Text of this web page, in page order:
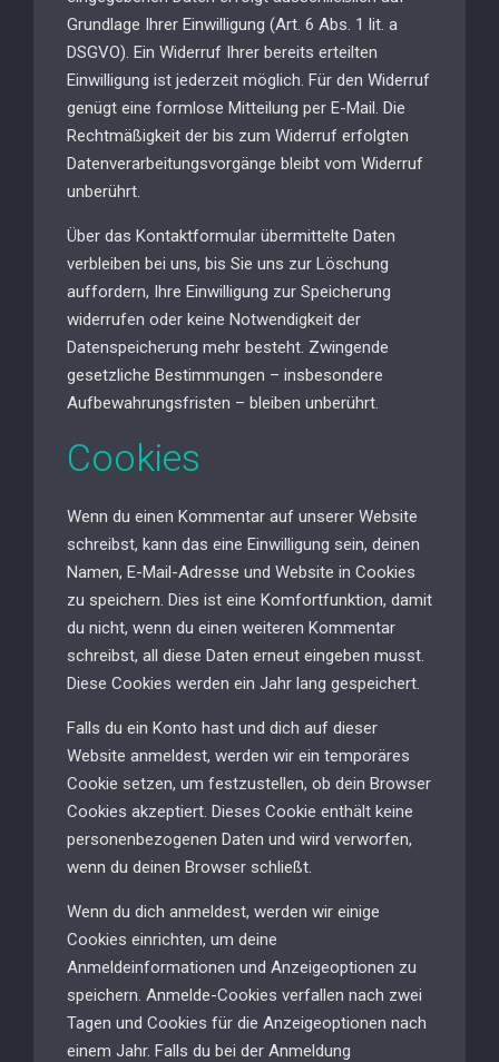
Grundlage Ihrer Einwilligung (Art. 6 Abs. 1 lit. a
DSGVO). Ein Widerruf Ihrer bereits erteilten
Einwilligung ist jederzeit möglich. Für den Widerruf
genügt eine formlose Mitteilung per E-Mail. Die
Rechtmäßigkeit der bis zum Widerruf erfolgten
Datenverarbeitungsvorgänge bleibt vom Widerruf
unberührt.
Über das Kontaktformular übermittelte Daten
verbleiben bei uns, bis Sie uns zur Löschung
auffordern, Ihre Einwilligung zur Speicherung
widerrufen oder keine Notwendigkeit der
Datenspeicherung mehr besteht. Zwingende
gesetzliche Bestimmungen – insbesondere
Aufbewahrungsfristen – bleiben unberührt.
Cookies
Wenn du einen Kommentar auf unserer Website
schreibst, kann das eine Einwilligung sein, deinen
Namen, E-Mail-Adresse und Website in Cookies
zu speichern. Dies ist eine Komfortfunktion, damit
du nicht, wenn du einen weiteren Kommentar
schreibst, all diese Daten erneut eingeben musst.
Diese Cookies werden ein Jahr lang gespeichert.
Falls du ein Konto hast und dich auf dieser
Website anmeldest, werden wir ein temporäres
Cookie setzen, um festzustellen, ob dein Browser
Cookies akzeptiert. Dieses Cookie enthält keine
personenbezogenen Daten und wird verworfen,
wenn du deinen Browser schließt.
Wenn du dich anmeldest, werden wir einige
Cookies einrichten, um deine
Anmeldeinformationen und Anzeigeoptionen zu
speichern. Anmelde-Cookies verfallen nach zwei
Tagen und Cookies für die Anzeigeoptionen nach
einem Jahr. Falls du bei der Anmeldung